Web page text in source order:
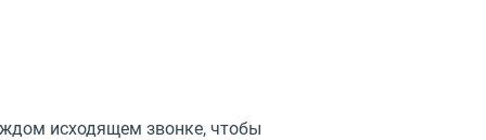
исходящем звонке, чтобы